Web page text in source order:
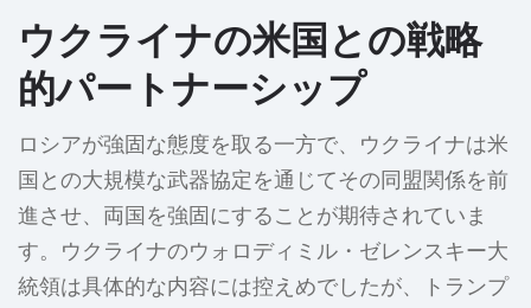
ウクライナの米国との戦略
的パートナーシップ
ロシアが強固な態度を取る一方で、ウクライナは米
国との大規模な武器協定を通じてその同盟関係を前
進させ、両国を強固にすることが期待されていま
す。ウクライナのウォロディミル・ゼレンスキー大
統領は具体的な内容には控えめでしたが、トランプ